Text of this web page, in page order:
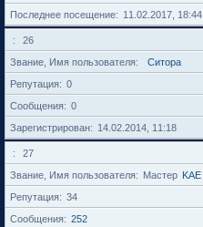
Последнее посещение
11.02.2017, 18:44
26
Звание, Имя пользователя
Cитора
Репутация
0
Сообщения
0
Зарегистрирован
14.02.2014, 11:18
27
Звание, Имя пользователя
Мастер KAE
Репутация
34
Сообщения
252